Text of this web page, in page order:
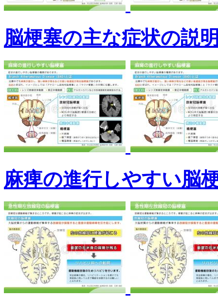
脳梗塞の主な症状の説
麻痺の進行しやすい脳